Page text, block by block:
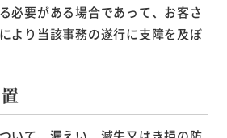
必要がある場合であって、お客さ
より当該事務の遂行に支障を及ぼ